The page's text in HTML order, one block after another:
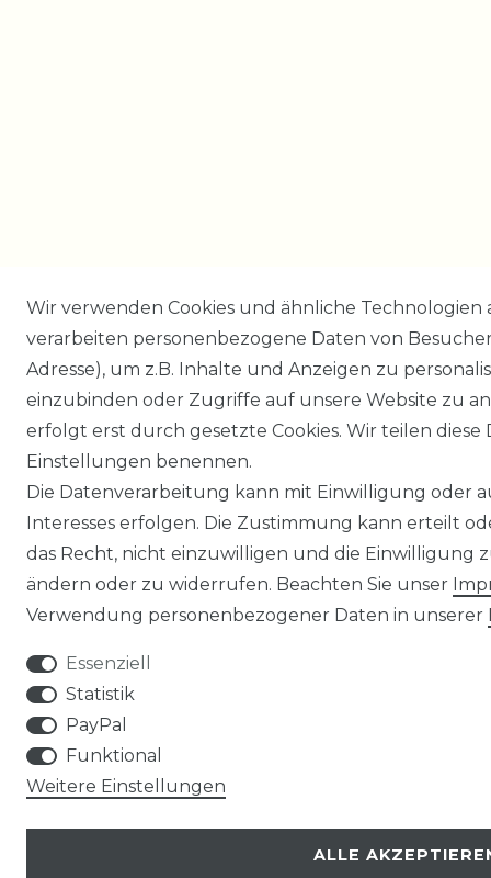
Wir verwenden Cookies und ähnliche
verarbeiten personenbezogene Daten von
Adresse), um z.B. Inhalte und Anzeigen zu
einzubinden oder Zugriffe auf unsere Website zu
erfolgt erst durch gesetzte Cookies. Wir teilen
Einstellungen benennen.
Die Datenverarbeitung kann mit Einwilligung oder
Interesses erfolgen. Die Zustimmung kann erteilt
das Recht, nicht einzuwilligen und die Einwilligung
ändern oder zu widerrufen. Beachten Sie unser
Verwendung personenbezogener Daten in unserer
Essenziell
Statistik
PayPal
Funktional
Weitere Einstellungen
ALLE